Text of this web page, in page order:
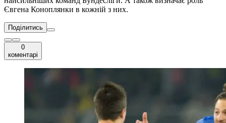
Євгена Коноплянки в кожній з них.
Поділитись
0
коментарі